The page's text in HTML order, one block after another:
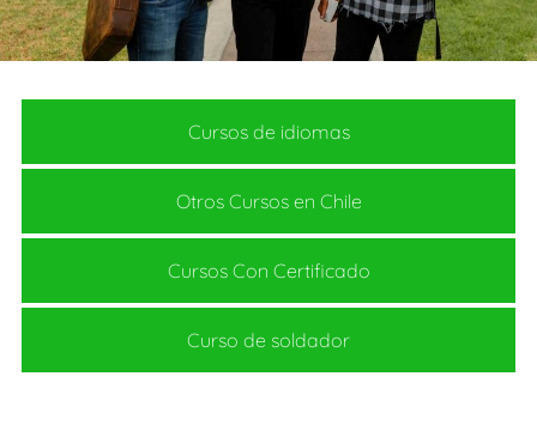
Cursos de idiomas
Otros Cursos en Chile
Cursos Con Certificado
Curso de soldador